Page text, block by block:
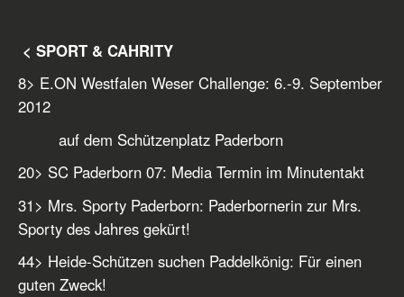
< SPORT & CAHRITY
8> E.ON Westfalen Weser Challenge: 6.-9. September
2012
auf dem Schützenplatz Paderborn
20> SC Paderborn 07: Media Termin im Minutentakt
31 > Mrs. Sporty Paderborn: Paderbornerin zur Mrs.
Sporty des Jahres gekürt!
44> Heide-Schützen suchen Paddelkönig: Für einen
guten Zweck!